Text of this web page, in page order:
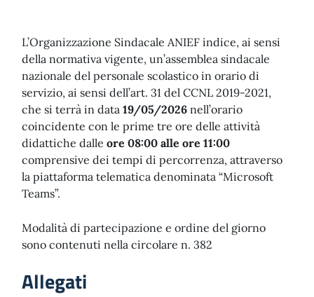
L’Organizzazione Sindacale ANIEF indice, ai sensi
della normativa vigente, un’assemblea sindacale
nazionale del personale scolastico in orario di
servizio, ai sensi dell’art. 31 del CCNL 2019-2021,
che si terrà in data 19/05/2026 nell’orario
coincidente con le prime tre ore delle attività
didattiche dalle ore 08:00 alle ore 11:00
comprensive dei tempi di percorrenza, attraverso
la piattaforma telematica denominata “Microsoft
Teams”.
Modalità di partecipazione e ordine del giorno
sono contenuti nella circolare n. 382
Allegati